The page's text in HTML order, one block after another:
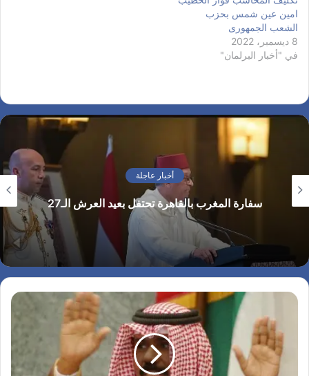
امين عين شمس بحزب
الشعب الجمهورى
8 ديسمبر، 2022
في "أخبار البرلمان"
الرئيس الأمريكي يهنئ الملك محمد السادس بمناسبة
العيد الوطني للمغرب ويجدد تأكيد موقف بلاده الداعم
لمغربية الصحراء